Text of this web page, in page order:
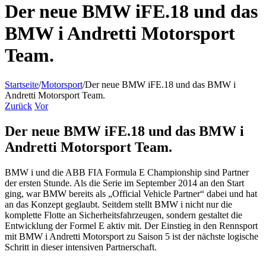
Der neue BMW iFE.18 und das
BMW i Andretti Motorsport
Team.
Startseite/Motorsport/Der neue BMW iFE.18 und das BMW i
Andretti Motorsport Team.
Zurück Vor
Der neue BMW iFE.18 und das BMW i
Andretti Motorsport Team.
BMW i und die ABB FIA Formula E Championship sind Partner
der ersten Stunde. Als die Serie im September 2014 an den Start
ging, war BMW bereits als „Official Vehicle Partner“ dabei und hat
an das Konzept geglaubt. Seitdem stellt BMW i nicht nur die
komplette Flotte an Sicherheitsfahrzeugen, sondern gestaltet die
Entwicklung der Formel E aktiv mit. Der Einstieg in den Rennsport
mit BMW i Andretti Motorsport zu Saison 5 ist der nächste logische
Schritt in dieser intensiven Partnerschaft.